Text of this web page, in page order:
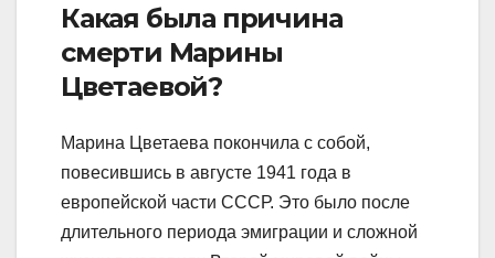
Какая была причина
смерти Марины
Цветаевой?
Марина Цветаева покончила с собой,
повесившись в августе 1941 года в
европейской части СССР. Это было после
длительного периода эмиграции и сложной